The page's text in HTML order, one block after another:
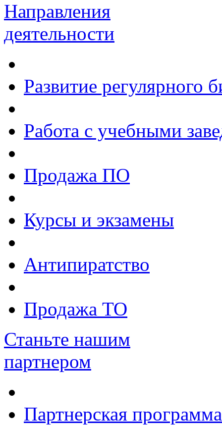
Направления
деятельности
Развитие регулярного
Работа с учебными
Продажа ПО
Курсы и экзамены
Антипиратство
Продажа ТО
Станьте нашим
партнером
Партнерская программа